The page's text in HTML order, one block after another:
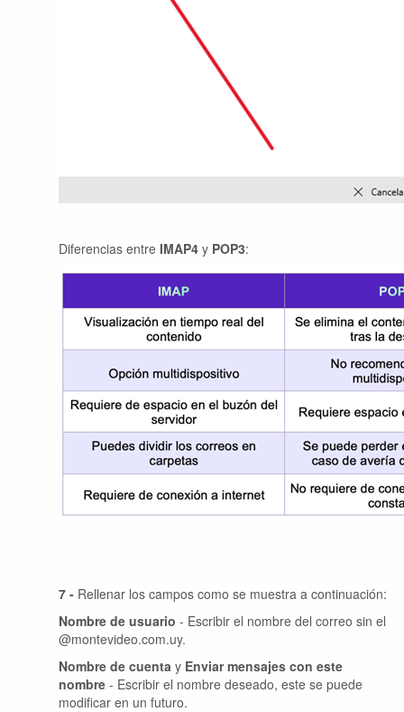
Diferencias entre IMAP4 y POP3:
7 - Rellenar los campos como se muestra a continuación:
Nombre de usuario - Escribir el nombre del correo sin el
@montevideo.com.uy.
Nombre de cuenta y Enviar mensajes con este
nombre - Escribir el nombre deseado, este se puede
modificar en un futuro.